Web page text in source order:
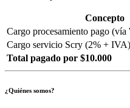
Concepto
Cargo procesamiento pago (vía
Cargo servicio Scry (2% + IVA)
Total pagado por $10.000
¿Quiénes somos?